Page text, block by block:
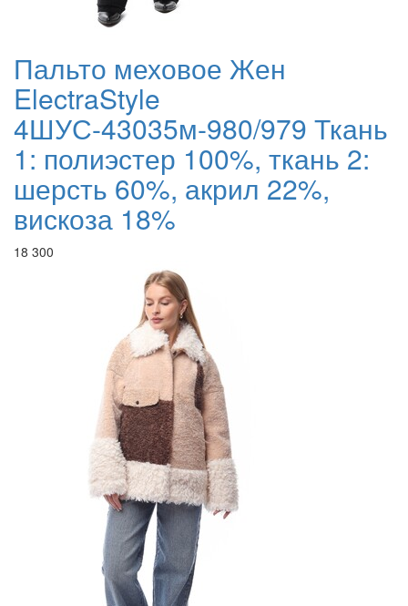
Пальто меховое Жен
ElectraStyle
4ШУС-43035м-980/979 Ткань
1: полиэстер 100%, ткань 2:
шерсть 60%, акрил 22%,
вискоза 18%
18 300